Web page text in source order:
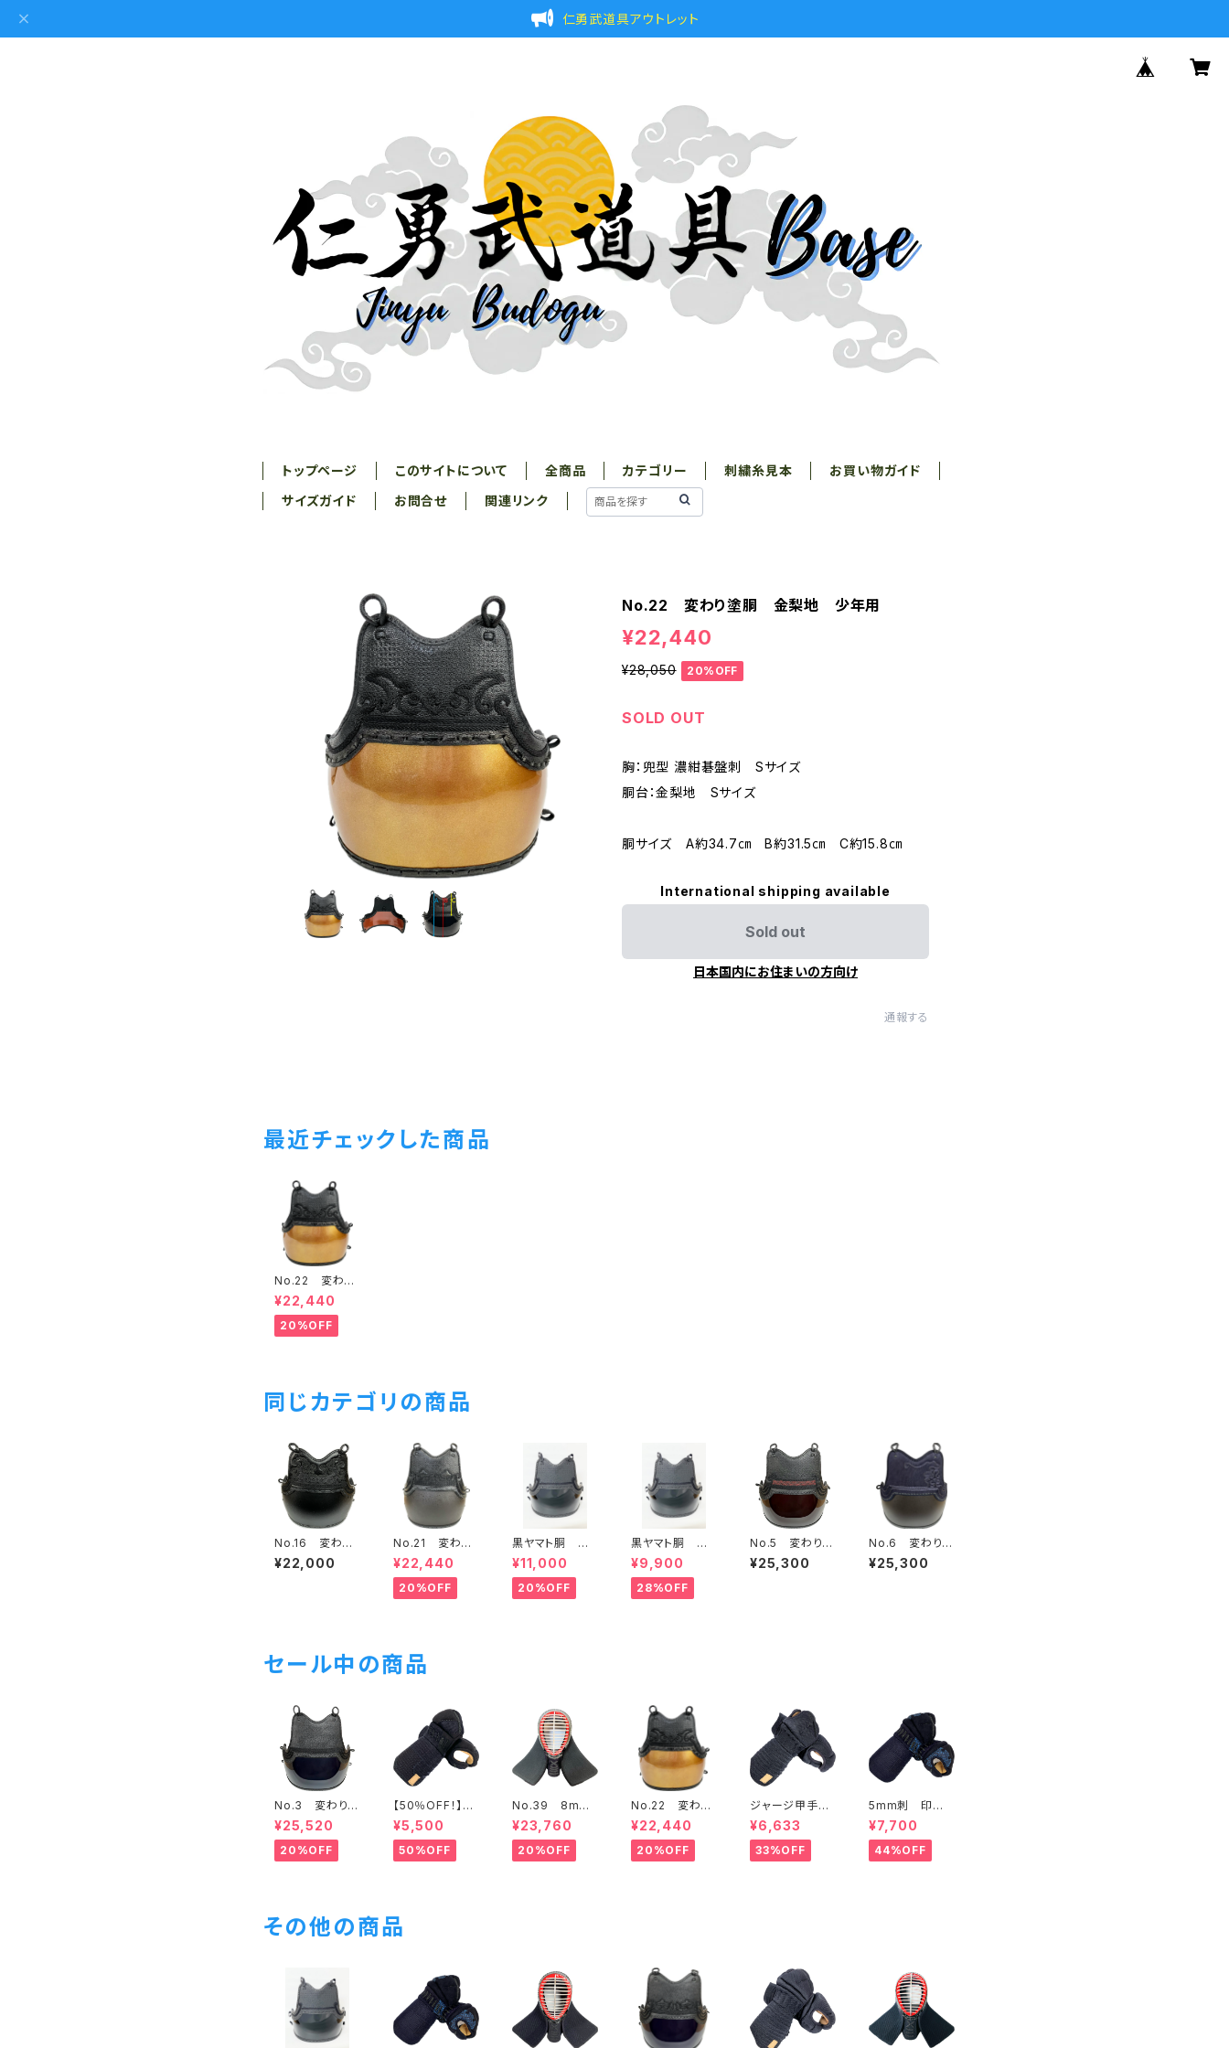
仁勇武道具アウトレット
トップページ このサイトについて 全商品 カテゴリー 刺繍糸見本
お買い物ガイド
サイズガイド
お問合せ 関連リンク
No.22 変わり塗胴 金梨地 少年用
¥22,440
¥28,050 20%OFF
SOLD OUT
胸：兜型 濃紺碁盤刺 Sサイズ
胴台：金梨地 Sサイズ
胴サイズ A約34.7㎝ B約31.5㎝ C約15.8㎝
International shipping available
Sold out
日本国内にお住まいの方向け
通報する
最近チェックした商品
No.22 変わり
塗胴 金梨地
少年用
¥22,440
20%OFF
同じカテゴリの商品
No.16 変わり
塗胴 黒タタキ
塗Sサイズ 少
¥22,000
No.21 変わり
塗胴 茶タタ
キ 少年用
¥22,440
20%OFF
黒ヤマト胴 少
年用 Sサイズ
¥11,000
20%OFF
黒ヤマト胴 少
年用 SSサイズ
¥9,900
28%OFF
No.5 変わり塗
胴 溜塗50本型
L 一般用L
¥25,300
No.6 変わり塗
胴 茶タタキ塗5
0本型L 一般用
¥25,300
セール中の商品
No.3 変わり塗
胴 ブルースタ
ー50本型L 一
般用L
¥25,520
20%OFF
【50％OFF！】
6mmミシン刺
少年用甲手
¥5,500
50%OFF
No.39 8mm
ジャージ トンボ
エア 面 71㎝
¥23,760
20%OFF
No.22 変わり
塗胴 金梨地
少年用
¥22,440
20%OFF
ジャージ甲手
少年用
¥6,633
33%OFF
5mm刺 印伝
風柄（青）入 甲
手 一般用Lサ
イズ
¥7,700
44%OFF
その他の商品